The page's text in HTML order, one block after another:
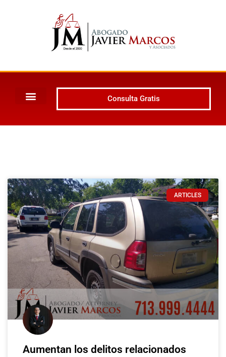
Consulta Gratis
ARTICLES
Aumentan los delitos relacionados